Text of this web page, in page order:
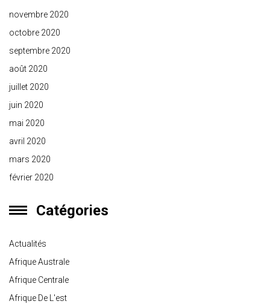
novembre 2020
octobre 2020
septembre 2020
août 2020
juillet 2020
juin 2020
mai 2020
avril 2020
mars 2020
février 2020
Catégories
Actualités
Afrique Australe
Afrique Centrale
Afrique De L'est